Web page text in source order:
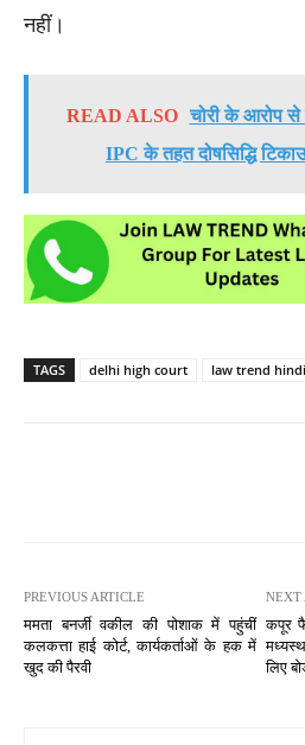
नहीं।
READ ALSO चोरी के आरोप से
IPC के तहत दोषसिद्धि
TAGS delhi high court law trend hindi
PREVIOUS ARTICLE
ममता बनर्जी वकील की पोशाक में पहुंचीं
कलकत्ता हाई कोर्ट, कार्यकर्ताओं के हक में
खुद की पैरवी
NEXT
कपूर
लिए